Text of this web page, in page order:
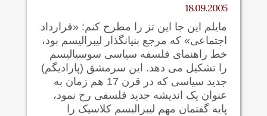
18.09.2005
مايلم اين جا اين تز را مطرح کنم: «قرارداد
اجتماعی» که مرجع بنيانگذار ليبراليسم بود،
خط راهنمای فلسفه سياسی سوسيالیسم
را تشکيل می دهد. اين سرمشق (پارادیگم)
جدید سیاسی که در قرن 17 هم زمان به
عنوان یک اندیشه جدید فلسفی رخ نمود،
پایه گفتمان مهم ليبراليسم کلاسيک را